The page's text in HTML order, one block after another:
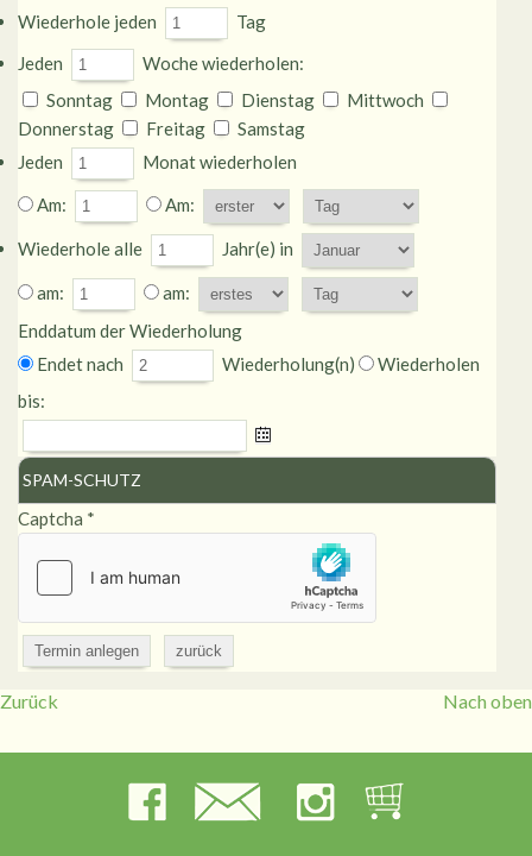
Wiederhole jeden
Tag
Jeden
Woche wiederholen:
Sonntag
Montag Dienstag
Mittwoch
Donnerstag
Freitag
Samstag
Jeden
Monat wiederholen
Am:
Am:
Wiederhole alle Jahr(e) in
am:
am:
Enddatum der Wiederholung
Endet nach
Wiederholung(n)
Wiederholen
bis:
SPAM-SCHUTZ
Captcha *
Zurück Nach oben